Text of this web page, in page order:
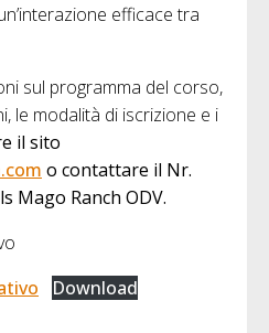
efficace tra
sul programma del corso,
le modalità di iscrizione e i
il sito
o contattare il Nr.
Mago Ranch ODV.
Download